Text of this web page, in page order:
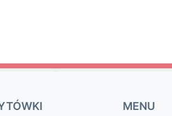
MENU